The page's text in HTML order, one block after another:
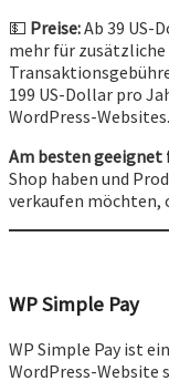
💵 Preise:Ab 39 US-
mehr für
199 US-Dollar pro
WordPress-Websites.
Am besten geeignet
Shop haben und
verkaufen möchten,
WP Simple Pay
WP Simple Pay ist
WordPress-Website